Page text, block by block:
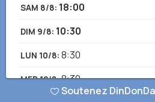
SAM 8/8: 18:00
DIM 9/8: 10:30
LUN 10/8: 8:30
MER 12/8:8:30
Soutenez